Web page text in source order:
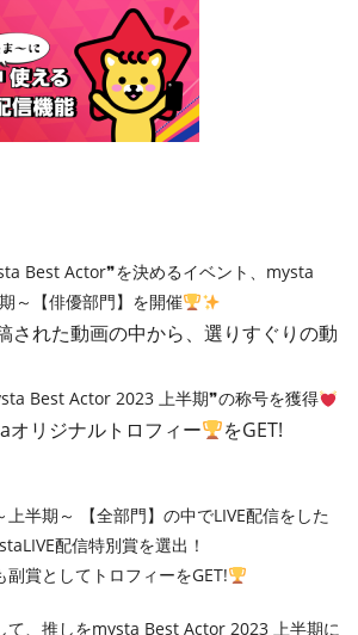
Best Actor❞を決めるイベント、mysta
～【俳優部門】を開催
された動画の中から、選りすぐりの動
Best Actor 2023 上半期❞の称号を獲得
リジナルトロフィー をGET!
半期～ 【全部門】の中でLIVE配信をした
配信特別賞を選出！
賞としてトロフィーをGET!
て、推しをmysta Best Actor 2023 上半期に